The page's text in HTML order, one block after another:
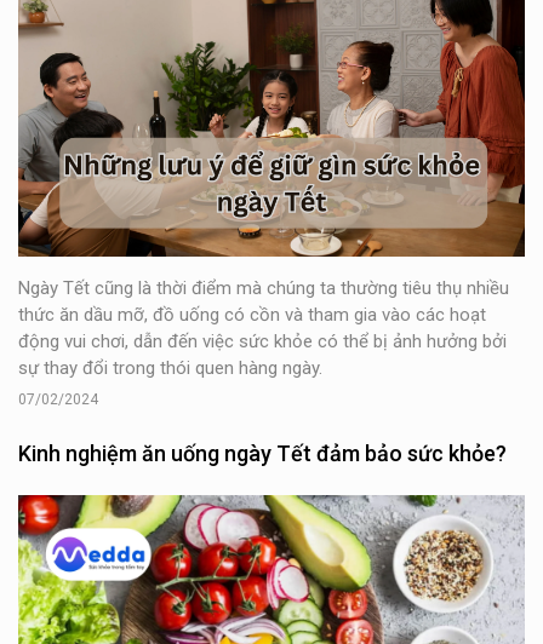
Ngày Tết cũng là thời điểm mà chúng ta thường tiêu thụ nhiều
thức ăn dầu mỡ, đồ uống có cồn và tham gia vào các hoạt
động vui chơi, dẫn đến việc sức khỏe có thể bị ảnh hưởng bởi
sự thay đổi trong thói quen hàng ngày.
07/02/2024
Kinh nghiệm ăn uống ngày Tết đảm bảo sức khỏe?